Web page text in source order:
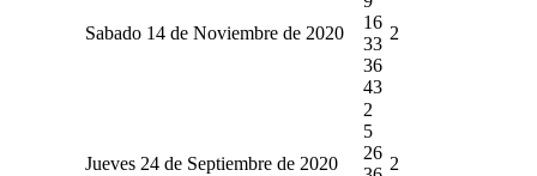
Sabado 14 de Noviembre de 2020
16
33
36
43
2
Jueves 24 de Septiembre de 2020
2
5
26
2